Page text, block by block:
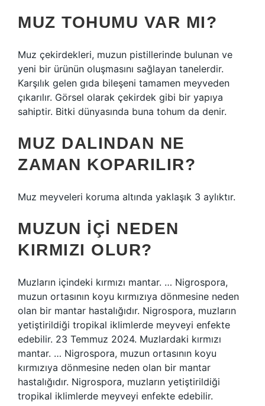
MUZ TOHUMU VAR MI?
Muz çekirdekleri, muzun pistillerinde bulunan ve
yeni bir ürünün oluşmasını sağlayan tanelerdir.
Karşılık gelen gıda bileşeni tamamen meyveden
çıkarılır. Görsel olarak çekirdek gibi bir yapıya
sahiptir. Bitki dünyasında buna tohum da denir.
MUZ DALINDAN NE
ZAMAN KOPARILIR?
Muz meyveleri koruma altında yaklaşık 3 aylıktır.
MUZUN IÇI NEDEN
KIRMIZI OLUR?
Muzların içindeki kırmızı mantar. … Nigrospora,
muzun ortasının koyu kırmızıya dönmesine neden
olan bir mantar hastalığıdır. Nigrospora, muzların
yetiştirildiği tropikal iklimlerde meyveyi enfekte
edebilir. 23 Temmuz 2024. Muzlardaki kırmızı
mantar. … Nigrospora, muzun ortasının koyu
kırmızıya dönmesine neden olan bir mantar
hastalığıdır. Nigrospora, muzların yetiştirildiği
tropikal iklimlerde meyveyi enfekte edebilir.